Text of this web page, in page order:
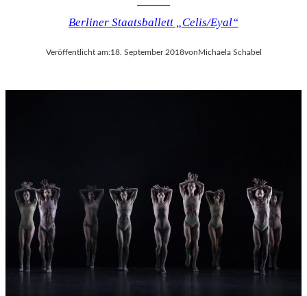
Berliner Staatsballett „Celis/Eyal“
Veröffentlicht am:18. September 2018von Michaela Schabel